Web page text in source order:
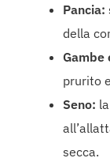
Pancia:
della
Gambe
prurito
Seno:
secca.